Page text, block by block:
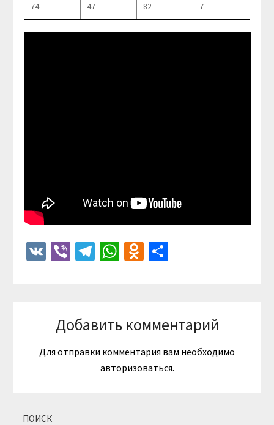
74 47 82 7
VKViberTelegram
WhatsApp
Odnoklassniki
Отправить
Добавить комментарий
Для отправки комментария вам необходимо
авторизоваться.
ПОИСК